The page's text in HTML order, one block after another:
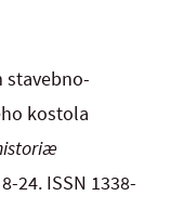
stavebno-
kostola
24. ISSN 1338-